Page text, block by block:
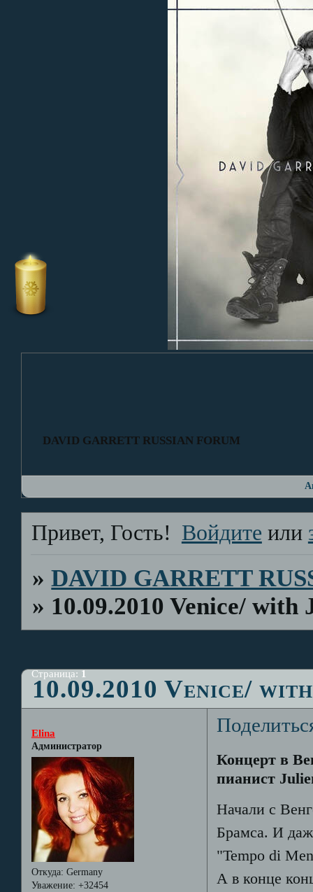
DAVID GARRETT RUSSIAN FORUM
Привет, Гость! Войдите или
»DAVID GARRETT
» 10.09.2010 Venice/ with
10.09.2010 Venice/
Страница:1
Elina
Администратор
Откуда: Germany
Уважение: +32454
Концерт в
пианист
Начали с
Брамса. И
"Tempo di
А в конце